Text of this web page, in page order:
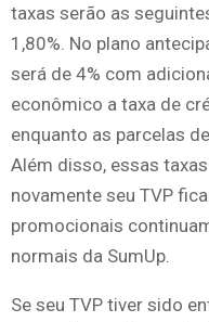
taxas serão as
1,80%. No plano
será de 4% com
econômico a taxa de
enquanto as parcelas
Além disso, essas
novamente seu TVP
promocionais
normais da SumUp.
Se seu TVP tiver sido